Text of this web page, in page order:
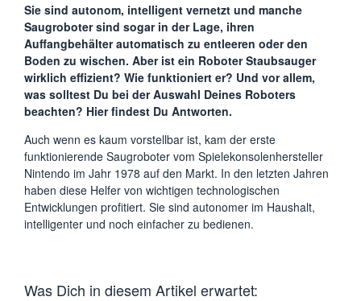
Sie sind autonom, intelligent vernetzt und manche
Saugroboter sind sogar in der Lage, ihren
Auffangbehälter automatisch zu entleeren oder den
Boden zu wischen. Aber ist ein Roboter Staubsauger
wirklich effizient? Wie funktioniert er? Und vor allem,
was solltest Du bei der Auswahl Deines Roboters
beachten? Hier findest Du Antworten.
Auch wenn es kaum vorstellbar ist, kam der erste
funktionierende Saugroboter vom Spielekonsolenhersteller
Nintendo im Jahr 1978 auf den Markt. In den letzten Jahren
haben diese Helfer von wichtigen technologischen
Entwicklungen profitiert. Sie sind autonomer im Haushalt,
intelligenter und noch einfacher zu bedienen.
Was Dich in diesem Artikel erwartet: